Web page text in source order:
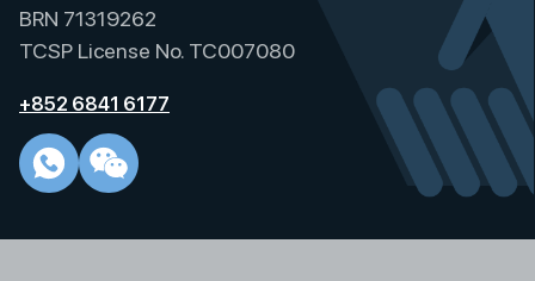
BRN 71319262
TCSP License No. TC007080
+852 6841 6177